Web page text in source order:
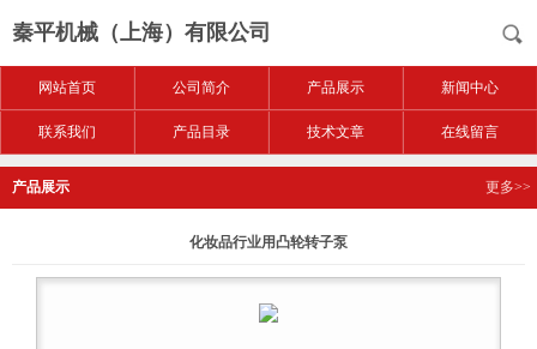
秦平机械（上海）有限公司
网站首页 公司简介 产品展示 新闻中心
联系我们 产品目录 技术文章 在线留言
产品展示 更多>>
化妆品行业用凸轮转子泵